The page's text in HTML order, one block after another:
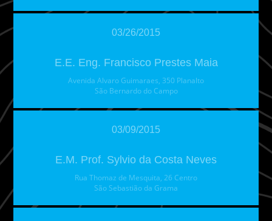
03/26/2015
E.E. Eng. Francisco Prestes Maia
Avenida Alvaro Guimaraes, 350 Planalto
São Bernardo do Campo
03/09/2015
E.M. Prof. Sylvio da Costa Neves
Rua Thomaz de Mesquita, 26 Centro
São Sebastião da Grama